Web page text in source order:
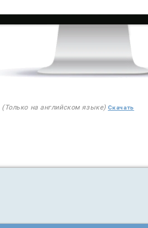
(Только на английском языке) Скачать